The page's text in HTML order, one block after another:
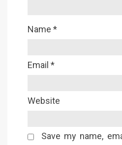
Name *
Email *
Website
Save my name,